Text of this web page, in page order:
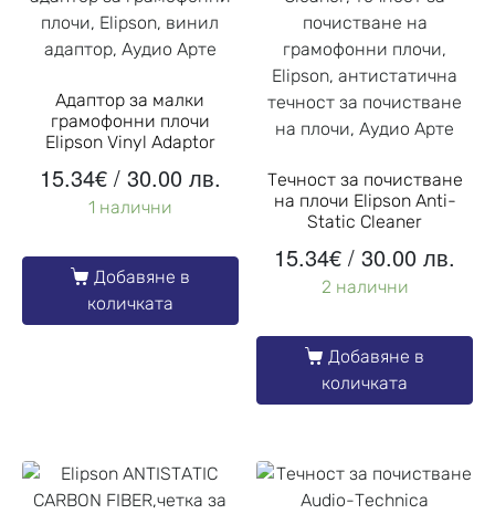
Адаптор за малки
грамофонни плочи
Elipson Vinyl Adaptor
15.34€/ 30.00 лв.
1 налични
Добавяне в
количката
Течност за почистване
на плочи Elipson Anti-
Static Cleaner
15.34€ / 30.00 лв.
2 налични
Добавяне в
количката